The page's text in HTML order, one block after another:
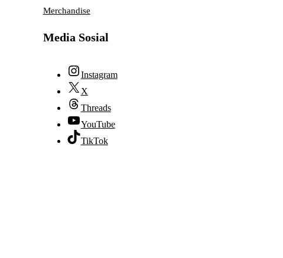
Merchandise
Media Sosial
Instagram
X
Threads
YouTube
TikTok